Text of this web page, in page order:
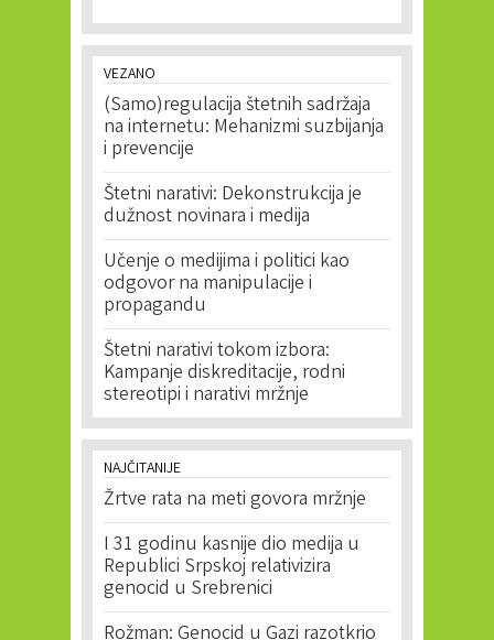
VEZANO
(Samo)regulacija štetnih sadržaja
na internetu: Mehanizmi suzbijanja
i prevencije
Štetni narativi: Dekonstrukcija je
dužnost novinara i medija
Učenje o medijima i politici kao
odgovor na manipulacije i
propagandu
Štetni narativi tokom izbora:
Kampanje diskreditacije, rodni
stereotipi i narativi mržnje
NAJČITANIJE
Žrtve rata na meti govora mržnje
I 31 godinu kasnije dio medija u
Republici Srpskoj relativizira
genocid u Srebrenici